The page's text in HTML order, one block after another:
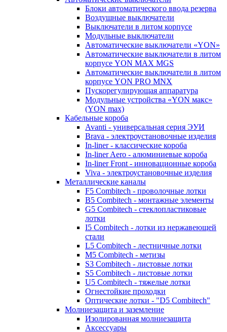
Блоки автоматического ввода резерва
Воздушные выключатели
Выключатели в литом корпусе
Модульные выключатели
Автоматические выключатели «YON»
Автоматические выключатели в литом
корпусе YON MAX MGS
Автоматические выключатели в литом
корпусе YON PRO MNX
Пускорегулирующая аппаратура
Модульные устройства «YON макс»
(YON max)
Кабельные короба
Avanti - универсальная серия ЭУИ
Brava - электроустановочные изделия
In-liner - классические короба
In-liner Aero - алюминиевые короба
In-liner Front - инновационные короба
Viva - электроустановочные изделия
Металлические каналы
F5 Combitech - проволочные лотки
B5 Combitech - монтажные элементы
G5 Combitech - стеклопластиковые
лотки
I5 Combitech - лотки из нержавеющей
стали
L5 Combitech - лестничные лотки
M5 Combitech - метизы
S3 Combitech - листовые лотки
S5 Combitech - листовые лотки
U5 Combitech - тяжелые лотки
Огнестойкие проходки
Оптические лотки - "D5 Combitech"
Молниезащита и заземление
Изолированная молниезащита
Аксессуары